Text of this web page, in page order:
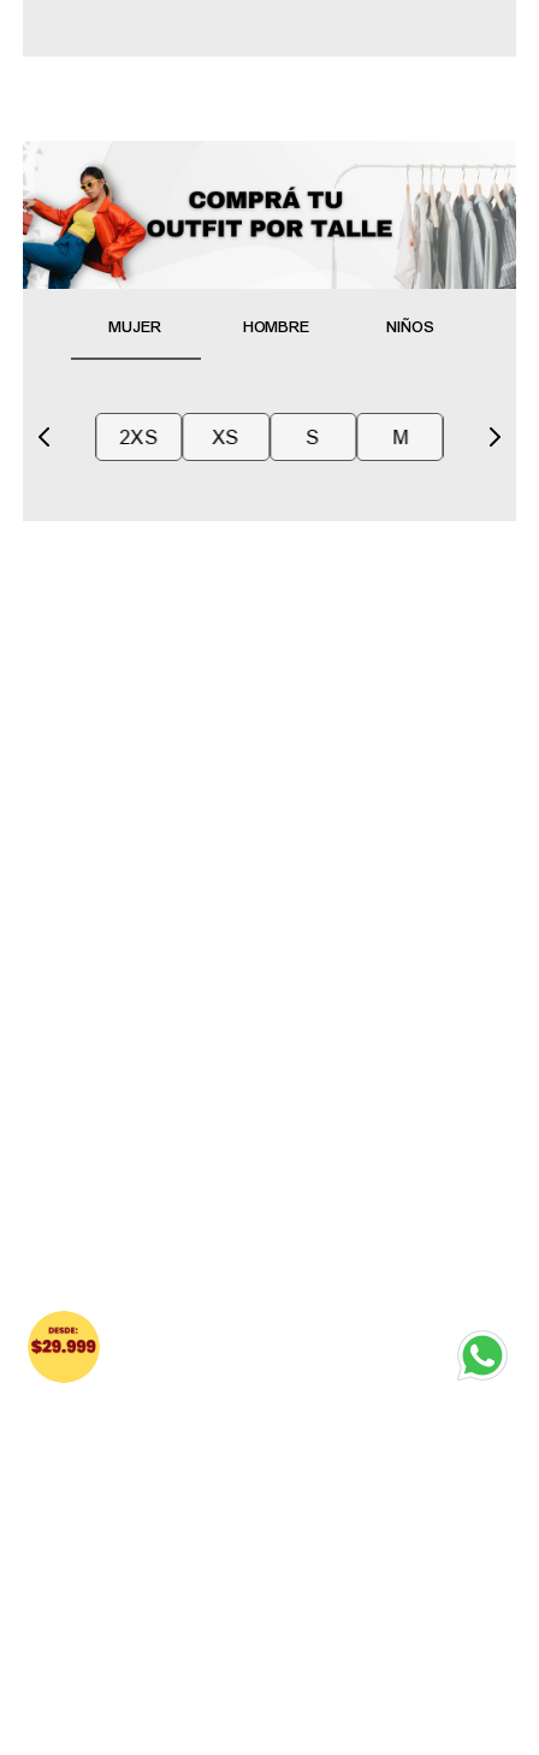
MUJER HOMBRE NIÑOS
2XS XS S M